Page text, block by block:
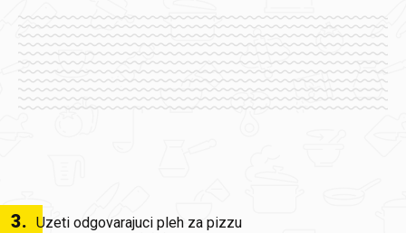
3. Uzeti odgovarajuci pleh za pizzu